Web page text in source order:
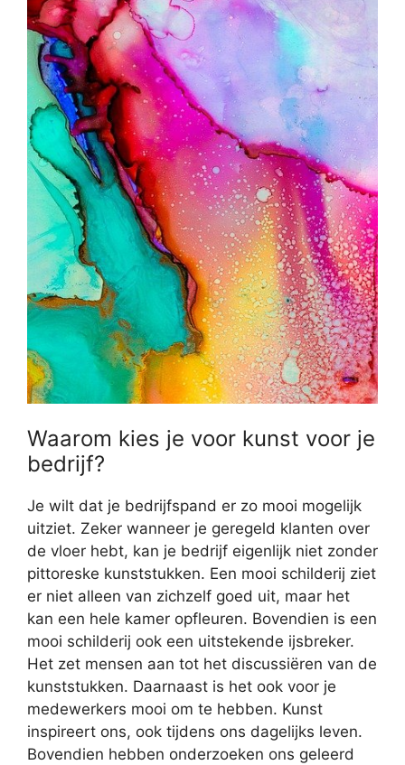
Waarom kies je voor kunst voor je
bedrijf?
Je wilt dat je bedrijfspand er zo mooi mogelijk
uitziet. Zeker wanneer je geregeld klanten over
de vloer hebt, kan je bedrijf eigenlijk niet zonder
pittoreske kunststukken. Een mooi schilderij ziet
er niet alleen van zichzelf goed uit, maar het
kan een hele kamer opfleuren. Bovendien is een
mooi schilderij ook een uitstekende ijsbreker.
Het zet mensen aan tot het discussiëren van de
kunststukken. Daarnaast is het ook voor je
medewerkers mooi om te hebben. Kunst
inspireert ons, ook tijdens ons dagelijks leven.
Bovendien hebben onderzoeken ons geleerd